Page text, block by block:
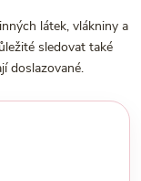
látek, vlákniny a
sledovat také
doslazované.